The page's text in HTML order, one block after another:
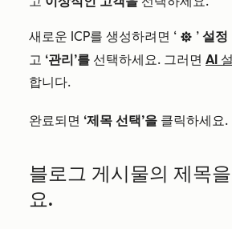
새로운 ICP를 생성하려면 ‘ settingsIcon ’ 설정
고 ‘관리’를 선택하세요. 그러면 AI
합니다.
완료되면 ‘제목 선택’을 클릭하세요.
블로그 게시물의 제목
요.